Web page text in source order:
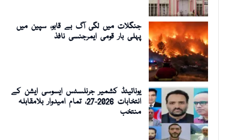
جنگلات میں لگی آگ بے قابو، سپین میں
پہلی بار قومی ایمرجنسی نافذ
یونائیٹڈ کشمیر جرنلسٹس ایسوسی ایشن کے
انتخابات 2026-27، تمام امیدوار بلامقابلہ
منتخب